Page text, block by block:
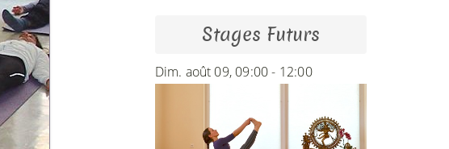
Stages Futurs
Dim. août 09, 09:00 - 12:00